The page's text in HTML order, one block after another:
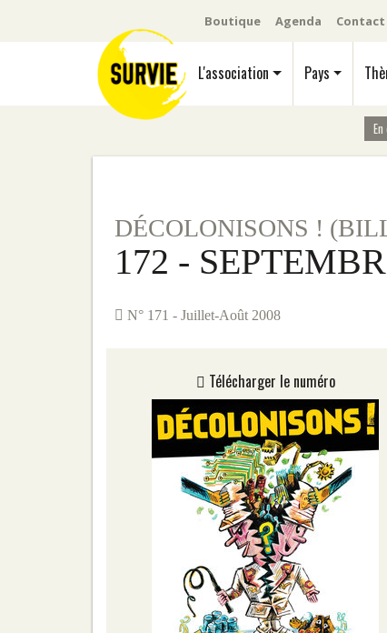
Boutique Agenda Contact
L'association Pays
DÉCOLONISONS !
172 -
N° 171 - Juillet-Août 2008
Télécharger le numéro